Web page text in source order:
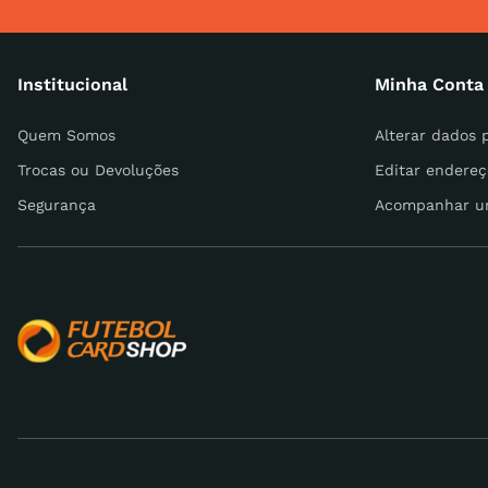
Escreva uma avaliação
Institucional
Quem Somos
Trocas ou Devoluções
Segurança
Minha Conta
Alterar dados
Editar
Acompanhar